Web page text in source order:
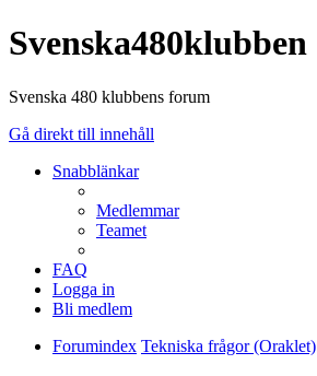
Svenska480klubben
Svenska 480 klubbens forum
Gå direkt till innehåll
Snabblänkar
Medlemmar
Teamet
FAQ
Logga in
Bli medlem
Forumindex Tekniska frågor (Oraklet)